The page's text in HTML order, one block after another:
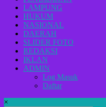
Tegas
LAMPUNG
HUKUM
NASIONAL
DAERAH
SLIDER FOTO
REDAKSI
IKLAN
ADMIN
Log Masuk
Daftar
×